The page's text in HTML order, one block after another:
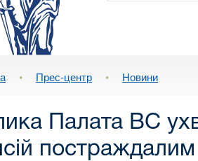
• Прес-центр • Новини
Палата ВС